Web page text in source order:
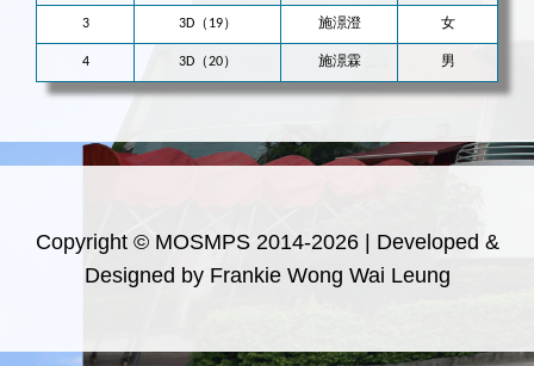
3 3D（19） 施澋澄 女
4 3D（20） 施澋霖 男
Copyright © MOSMPS 2014-2026 | Developed &
Designed by Frankie Wong Wai Leung